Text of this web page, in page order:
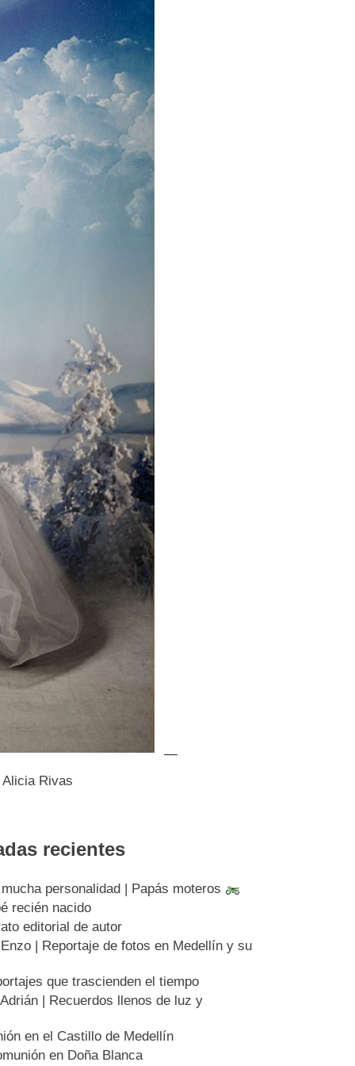
—
Alicia Rivas
recientes
personalidad | Papás moteros
recién nacido
editorial de autor
| Reportaje de fotos en Medellín y su
que trascienden el tiempo
| Recuerdos llenos de luz y
en el Castillo de Medellín
en Doña Blanca